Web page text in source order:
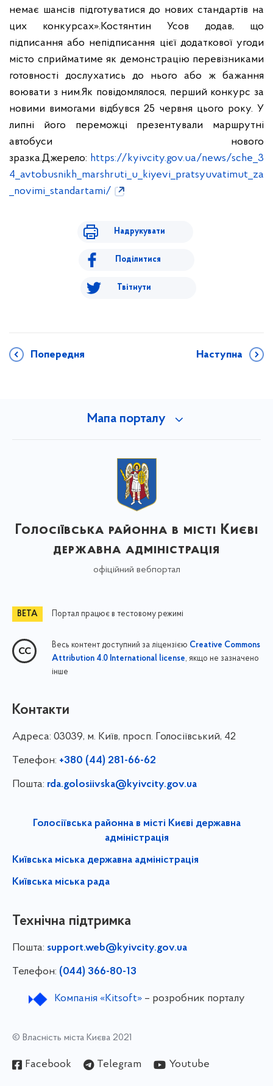
немає шансів підготуватися до нових стандартів на
цих конкурсах».Костянтин Усов додав, що
підписання або непідписання цієї додаткової угоди
місто сприйматиме як демонстрацію перевізниками
готовності дослухатись до нього або ж бажання
воювати з ним.Як повідомлялося, перший конкурс за
новими вимогами відбувся 25 червня цього року. У
липні його переможці презентували маршрутні
автобуси нового
зразка.Джерело: https://kyivcity.gov.ua/news/sche_3
4_avtobusnikh_marshruti_u_kiyevi_pratsyuvatimut_za
_novimi_standartami/
Надрукувати
Поділитися
Твітнути
Попередня Наступна
Мапа порталу
Голосіївська районна в місті Києві
державна адміністрація
офіційний вебпортал
Портал працює в тестовому режимі
Весь контент доступний за ліцензією Creative Commons
Attribution 4.0 International license, якщо не зазначено
інше
Контакти
Адреса: 03039, м. Київ, просп. Голосіївський, 42
Телефон: +380 (44) 281-66-62
Пошта: rda.golosiivska@kyivcity.gov.ua
Голосіївська районна в місті Києві державна
адміністрація
Київська міська державна адміністрація
Київська міська рада
Технічна підтримка
Пошта: support.web@kyivcity.gov.ua
Телефон: (044) 366-80-13
Компанія «Kitsoft»– розробник порталу
© Власність міста Києва 2021
Facebook Telegram Youtube